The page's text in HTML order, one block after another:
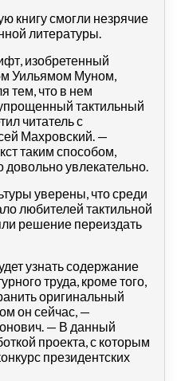
книгу смогли незрячие
литературы.
изобретенный
Уильямом Муном,
тем, что в нем
тактильный
читатель с
Махровский. —
таким способом,
довольно увлекательно.
уверены, что среди
любителей тактильной
решение переиздать
узнать содержание
труда, кроме того,
оригинальный
он сейчас, —
— В данный
проекта, с которым
президентских